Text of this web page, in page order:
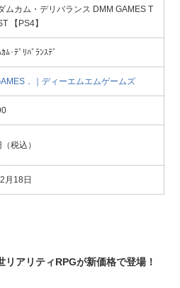
ムカム・デリバランス DMM GAMES T
【PS4】
ﾑ･ﾃﾞﾘﾊﾞﾗﾝｽﾃﾞ
．｜ディーエムエムゲームズ
税込）
月18日
アリティRPGが新価格で登場！